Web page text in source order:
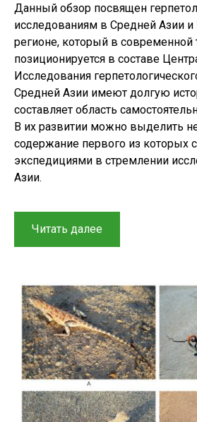
Данный обзор посвящен
исследованиям в Средней Азии и
регионе, который в современной
позиционируется в составе
Исследования
Средней Азии имеют долгую
составляет область
В их развитии можно выделить
содержание первого из которых
экспедициями в стремлении
Азии.
Читать далее
исследования
Азии
и
Казахстане:
краткая
история
изучения
рептилий,
основные